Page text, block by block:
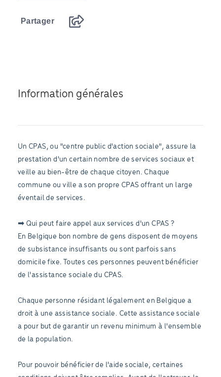
Partager
Information générales
Un CPAS, ou "centre public d'action sociale", assure la
prestation d'un certain nombre de services sociaux et
veille au bien-être de chaque citoyen. Chaque
commune ou ville a son propre CPAS offrant un large
éventail de services.
➡ Qui peut faire appel aux services d'un CPAS ?
En Belgique bon nombre de gens disposent de moyens
de subsistance insuffisants ou sont parfois sans
domicile fixe. Toutes ces personnes peuvent bénéficier
de l'assistance sociale du CPAS.
Chaque personne résidant légalement en Belgique a
droit à une assistance sociale. Cette assistance sociale
a pour but de garantir un revenu minimum à l'ensemble
de la population.
Pour pouvoir bénéficier de l'aide sociale, certaines